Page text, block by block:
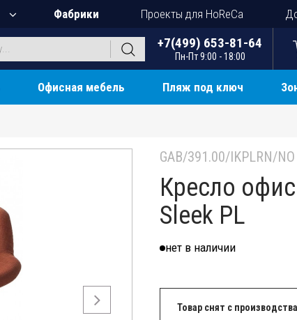
Фабрики Проекты для HoReCa
+7(499) 653-81-64
Пн-Пт 9:00 - 18:00
Офисная мебель Пляж под ключ
GAB/391.00/IKPLRN/NO
Кресло
Sleek PL
нет в наличии
Товар снят с